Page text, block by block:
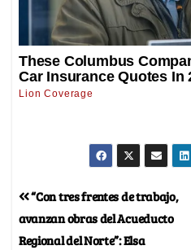
“Con tres frentes de trabajo,
avanzan obras del Acueducto
Regional del Norte”: Elsa